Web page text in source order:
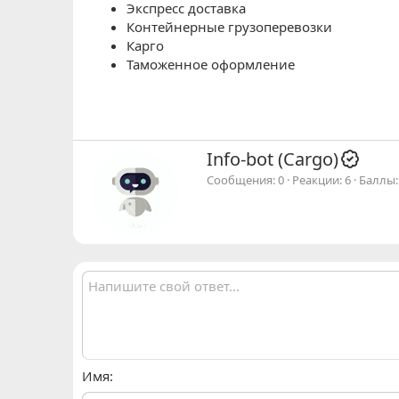
Экспресс доставка
Контейнерные грузоперевозки
Карго
Таможенное оформление
А
в
т
Info-bot (Cargo)
Сообщения 0 Реакции 6 Баллы
Имя